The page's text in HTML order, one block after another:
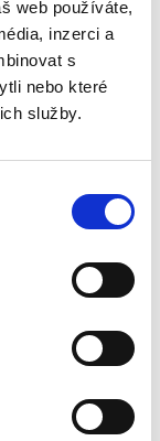
web používáte,
inzerci a
s
nebo které
služby.
o